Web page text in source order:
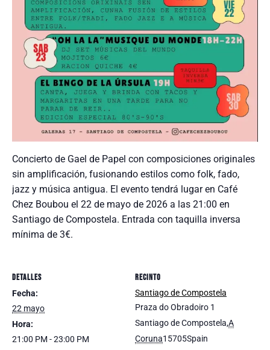
Concierto de Gael de Papel con composiciones originales
sin amplificación, fusionando estilos como folk, fado,
jazz y música antigua. El evento tendrá lugar en Café
Chez Boubou el 22 de mayo de 2026 a las 21:00 en
Santiago de Compostela. Entrada con taquilla inversa
mínima de 3€.
DETALLES
Fecha:
22 mayo
Hora:
21:00 PM - 23:00 PM
RECINTO
Santiago de Compostela
Praza do Obradoiro 1
Santiago de Compostela,A
Coruna15705Spain